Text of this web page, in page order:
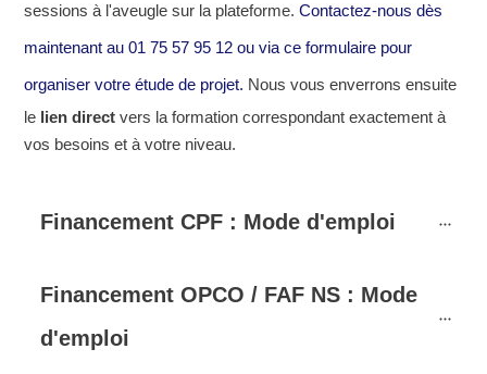
sessions à l'aveugle sur la plateforme. Contactez-nous dès
maintenant au 01 75 57 95 12 ou via ce formulaire pour
organiser votre étude de projet. Nous vous enverrons ensuite
le lien direct vers la formation correspondant exactement à
vos besoins et à votre niveau.
Financement CPF : Mode d'emploi
Financement OPCO / FAF NS : Mode
d'emploi